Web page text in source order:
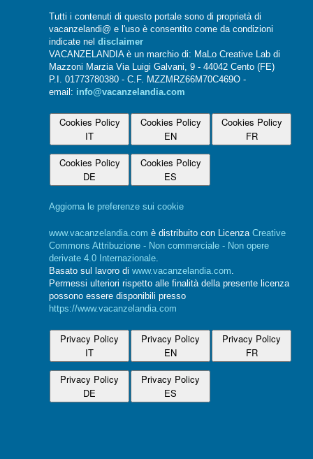
Tutti i contenuti di questo portale sono di proprietà di
vacanzelandi@ e l'uso è consentito come da condizioni
indicate nel disclaimer
VACANZELANDIA è un marchio di: MaLo Creative Lab di
Mazzoni Marzia Via Luigi Galvani, 9 - 44042 Cento (FE)
P.I. 01773780380 - C.F. MZZMRZ66M70C469O -
email: info@vacanzelandia.com
Cookies Policy
IT
Cookies Policy
EN
Cookies Policy
FR
Cookies Policy
DE
Cookies Policy
ES
Aggiorna le preferenze sui cookie
www.vacanzelandia.com è distribuito con Licenza Creative
Commons Attribuzione - Non commerciale - Non opere
derivate 4.0 Internazionale.
Basato sul lavoro di www.vacanzelandia.com.
Permessi ulteriori rispetto alle finalità della presente licenza
possono essere disponibili presso
https://www.vacanzelandia.com
Privacy Policy
IT
Privacy Policy
EN
Privacy Policy
FR
Privacy Policy
DE
Privacy Policy
ES